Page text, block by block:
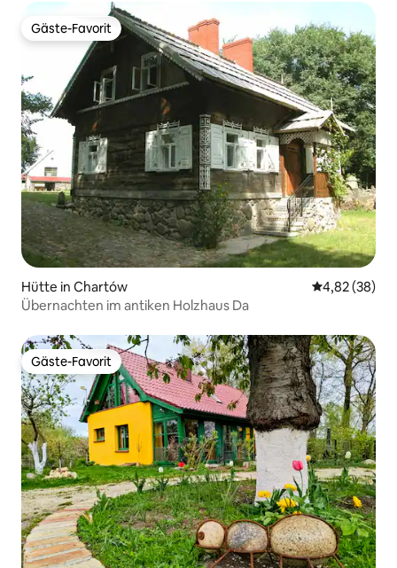
Gäste-Favorit
Gäste-Favorit
Hütte in Chartów
4,82 (38)
Übernachten im antiken Holzhaus Da
Gäste-Favorit
Gäste-Favorit